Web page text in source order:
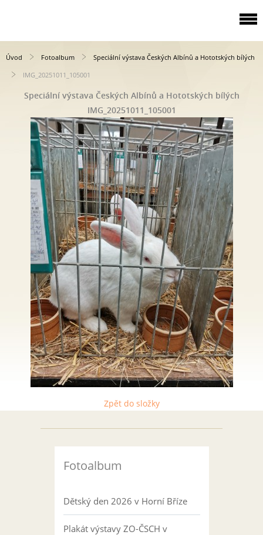
Úvod Fotoalbum
Speciální výstava Českých Albínů a Hototských bílých
IMG_20251011_105001
Speciální výstava Českých Albínů a Hototských bílých
IMG_20251011_105001
Zpět do složky
Fotoalbum
Dětský den 2026 v Horní Bříze
Plakát výstavy ZO-ČSCH v